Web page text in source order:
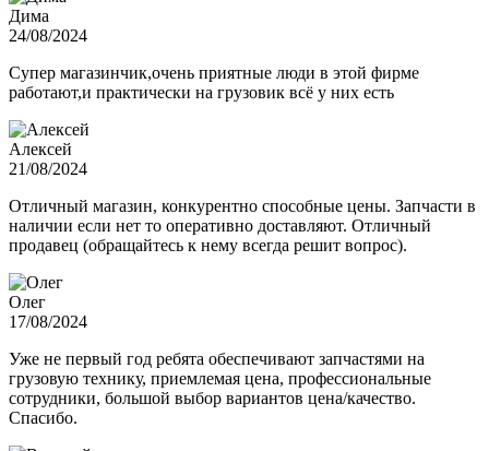
Дима
24/08/2024
Супер магазинчик,очень приятные люди в этой фирме
работают,и практически на грузовик всё у них есть
Алексей
21/08/2024
Отличный магазин, конкурентно способные цены. Запчасти в
наличии если нет то оперативно доставляют. Отличный
продавец (обращайтесь к нему всегда решит вопрос).
Олег
17/08/2024
Уже не первый год ребята обеспечивают запчастями на
грузовую технику, приемлемая цена, профессиональные
сотрудники, большой выбор вариантов цена/качество.
Спасибо.